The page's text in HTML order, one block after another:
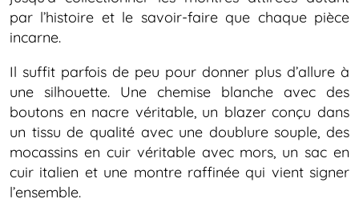
par l’histoire et le savoir-faire que chaque pièce
incarne.
Il suffit parfois de peu pour donner plus d’allure à
une silhouette. Une chemise blanche avec des
boutons en nacre véritable, un blazer conçu dans
un tissu de qualité avec une doublure souple, des
mocassins en cuir véritable avec mors, un sac en
cuir italien et une montre raffinée qui vient signer
l’ensemble.